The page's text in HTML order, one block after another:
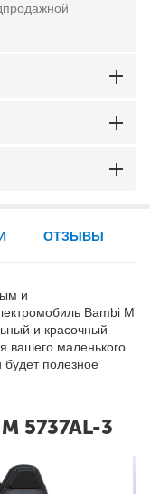
и
Bambi M
и красочный
вашего маленького
полезное
5737AL-3
ОТЗЫВЫ